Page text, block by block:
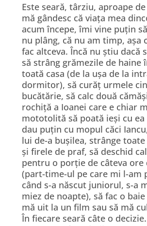
Este seară, târziu, aproape
mă gândesc că viața mea
acum începe, îmi vine puțin
nu plâng, că nu am timp, așa
fac altceva. Încă nu știu dacă
să strâng grămezile de haine
toată casa (de la ușa de la
dormitor), să curăț urmele
bucătărie, să calc două
rochiță a Ioanei care e chiar
mototolită să poată ieși cu ea
dau puțin cu mopul căci
lui de-a bușilea, strânge
și firele de praf, să deschid
pentru o porție de câteva ore
(part-time-ul pe care mi l-am
când s-a născut juniorul, s-a
miez de noapte), să fac o
mă uit la un film sau să mă
În fiecare seară câte o